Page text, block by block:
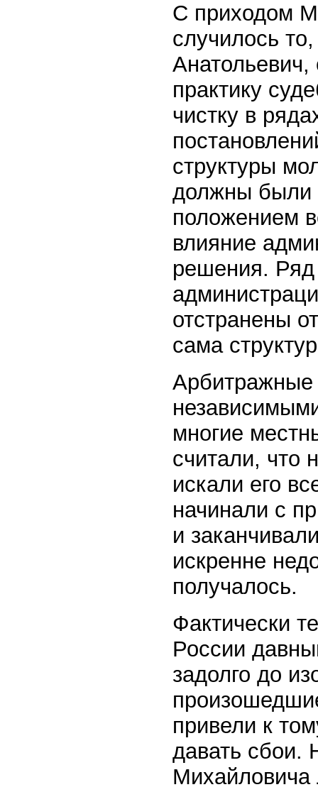
С приходом
случилось
практику
чистку в
структуры
должны были
положением
влияние
решения.
отстранены
сама
Арбитражные
многие
считали, что
искали его
начинали с
и
искренне
получалось.
Фактически
России
задолго до
привели к
давать сбои.
Михайловича